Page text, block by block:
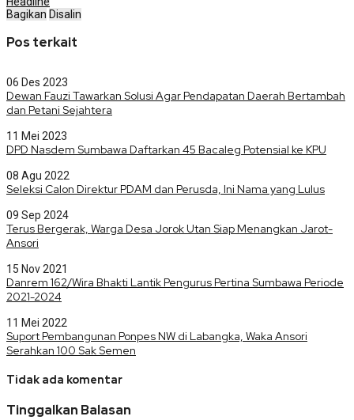
Bagikan Disalin
Pos terkait
06 Des 2023
Dewan Fauzi Tawarkan Solusi Agar Pendapatan Daerah Bertambah
dan Petani Sejahtera
11 Mei 2023
DPD Nasdem Sumbawa Daftarkan 45 Bacaleg Potensial ke KPU
08 Agu 2022
Seleksi Calon Direktur PDAM dan Perusda, Ini Nama yang Lulus
09 Sep 2024
Terus Bergerak, Warga Desa Jorok Utan Siap Menangkan Jarot-
Ansori
15 Nov 2021
Danrem 162/Wira Bhakti Lantik Pengurus Pertina Sumbawa Periode
2021-2024
11 Mei 2022
Suport Pembangunan Ponpes NW di Labangka, Waka Ansori
Serahkan 100 Sak Semen
Tidak ada komentar
Tinggalkan Balasan